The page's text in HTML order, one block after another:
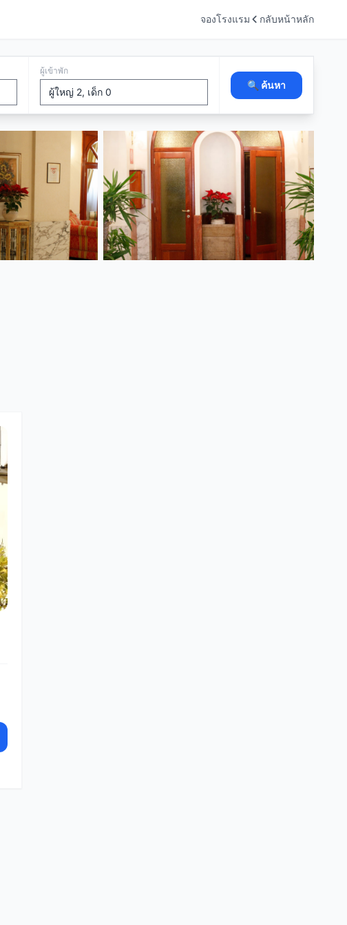
จองโรงแรม กลับหน้าหลัก
ผู้เข้าพัก
🔍 ค้นหา